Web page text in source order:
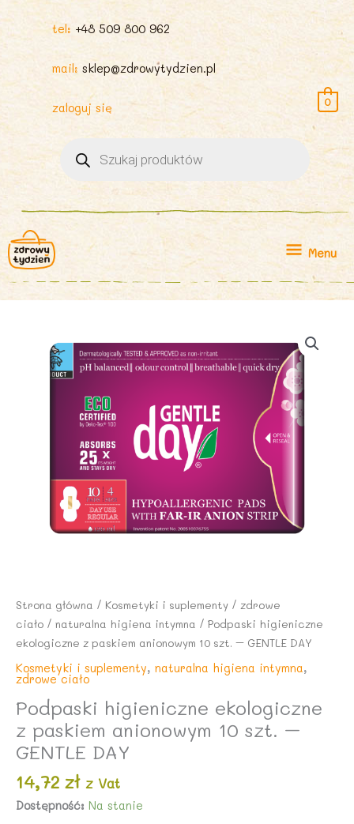
tel: +48 509 800 962
mail: sklep@zdrowytydzien.pl
zaloguj się
produktów
0
Menu
Menu
Strona główna / Kosmetyki i suplementy / zdrowe
ciało / naturalna higiena intymna / Podpaski higieniczne
ekologiczne z paskiem anionowym 10 szt. – GENTLE DAY
Kosmetyki i suplementy, naturalna higiena intymna,
zdrowe ciało
Podpaski higieniczne ekologiczne
z paskiem anionowym 10 szt. –
GENTLE DAY
14,72 zł z Vat
Dostępność: Na stanie